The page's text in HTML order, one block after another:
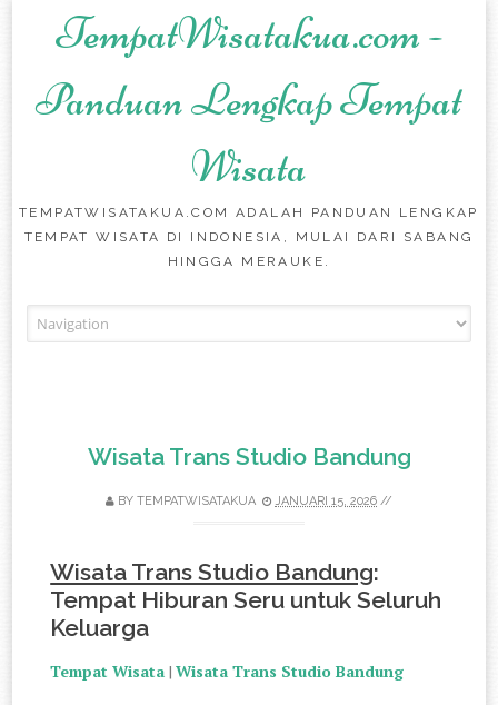
TempatWisatakua.com -
Panduan Lengkap Tempat
Wisata
TEMPATWISATAKUA.COM ADALAH PANDUAN LENGKAP
TEMPAT WISATA DI INDONESIA, MULAI DARI SABANG
HINGGA MERAUKE.
Wisata Trans Studio Bandung
BY TEMPATWISATAKUA JANUARI 15, 2026 //
Wisata Trans Studio Bandung:
Tempat Hiburan Seru untuk Seluruh
Keluarga
Tempat Wisata |Wisata Trans Studio Bandung